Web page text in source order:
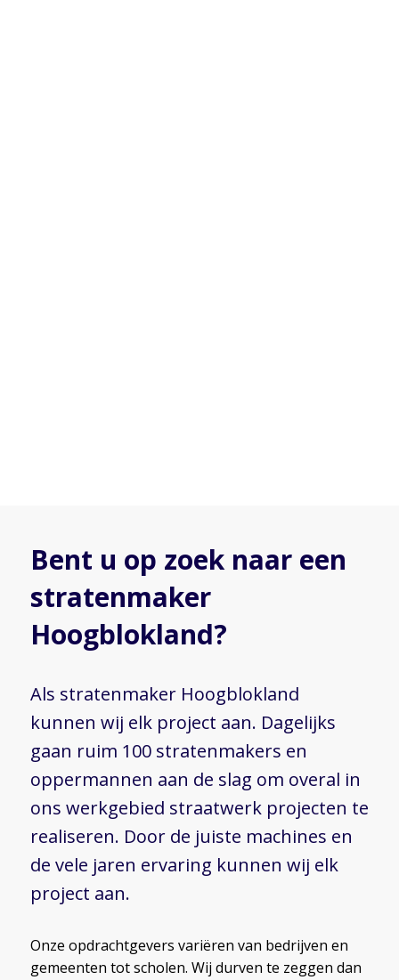
Bent u op zoek naar een
stratenmaker
Hoogblokland?
Als stratenmaker Hoogblokland
kunnen wij elk project aan. Dagelijks
gaan ruim 100 stratenmakers en
oppermannen aan de slag om overal in
ons werkgebied straatwerk projecten te
realiseren. Door de juiste machines en
de vele jaren ervaring kunnen wij elk
project aan.
Onze opdrachtgevers variëren van bedrijven en
gemeenten tot scholen. Wij durven te zeggen dan